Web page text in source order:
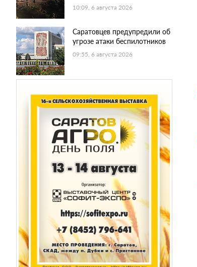
10:09, 6 августа 2026
Саратовцев предупредили об
угрозе атаки беспилотников
09:55, 6 августа 2026